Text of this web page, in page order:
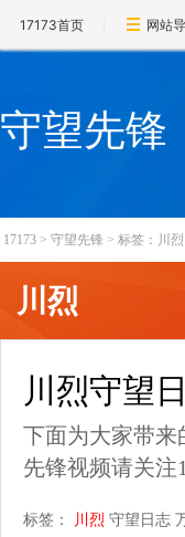
17173首页 网站
守望先锋
17173 > 守望先锋 > 标签：川烈
川烈
川烈守望
下面为大家带来
先锋视频请关注
标签： 川烈 守望日志